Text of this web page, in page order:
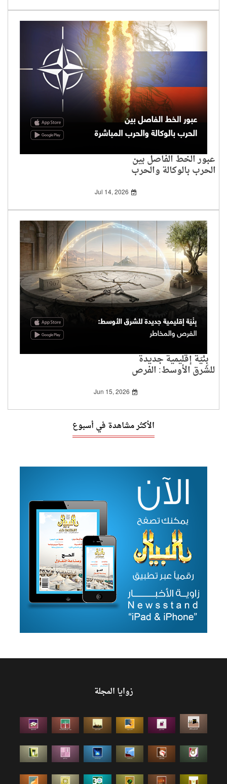
عبور الخط الفاصل بين
الحرب بالوكالة والحرب
Jul 14, 2026
بِنْيَة إقليمية جديدة
للشرق الأوسط: الفرص
Jun 15, 2026
الأكثر مشاهدة في أسبوع
زوايا المجلة